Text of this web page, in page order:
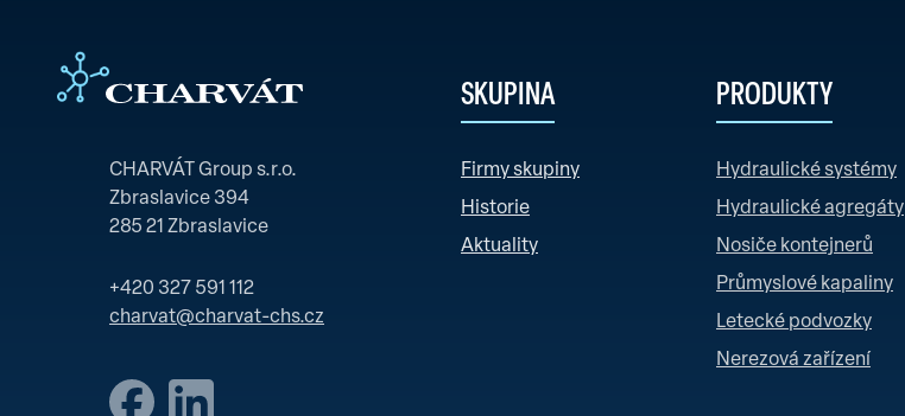
CHARVÁT Group s.r.o.
Zbraslavice 394
285 21 Zbraslavice
+420 327 591 112
charvat@charvat-chs.cz
SKUPINA
Firmy skupiny
Historie
Aktuality
PRODUKTY
Hydraulické systémy
Hydraulické agregáty
Nosiče kontejnerů
Průmyslové kapaliny
Letecké podvozky
Nerezová zařízení